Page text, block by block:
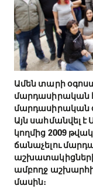
Ամեն տարի
մարդասիրական
մարդասիրական
Այն սահմանվել
կողմից 2009
ճանաչելու
աշխատակիցների
ամբողջ
մասին։